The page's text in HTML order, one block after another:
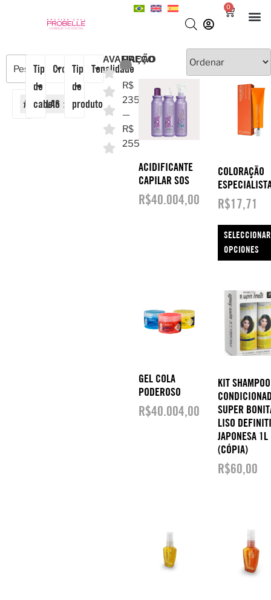
0
AMPOLAS ×
Tipo
de
cabelo
Cronograma
Tipo
de
produto
Tonalidade
AVALIAÇÃO
PREÇO
R$
235
—
R$
255
ACIDIFICANTE
CAPILAR SOS
R$40.004,00
COLORAÇÃO
R$17,71
SELECCIONAR
OPCIONES
GEL COLA
PODEROSO
R$40.004,00
KIT
SUPER
LISO
JAPONESA 1L
(CÓPIA)
R$60,00